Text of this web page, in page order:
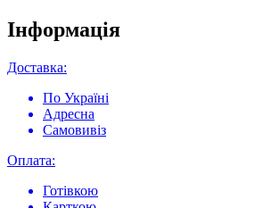
Інформація
Доставка:
По Україні
Адресна
Самовивіз
Оплата:
Готівкою